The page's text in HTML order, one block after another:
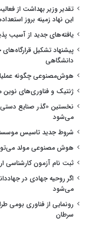
تقدیر وزیر بهداشت از
این نهاد زمینه بروز
یافته‌های جدید از آسیب
پیشنهاد تشکیل
دانشگاهی
هوش‌مصنوعی چگونه
ژنتیک و فناوری‌های نوین
نخستین «گذر صنایع
می‌شود
شروط جدید تاسیس
هوش مصنوعی مولد
ثبت نام آزمون کارشناسی
اگر روحیه جهادی در
می‌شود
رونمایی از فناوری بومی
سرطان